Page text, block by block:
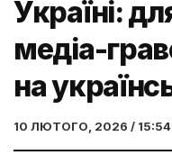
Україні:
медіа-
на
10 ЛЮТОГО, 2026 / 15:54